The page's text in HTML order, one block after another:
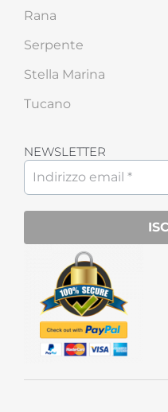
Rana
Serpente
Stella Marina
Tucano
NEWSLETTER